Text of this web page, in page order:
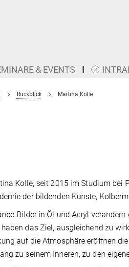
& EVENTS
Rückblick Martina Kolle
Kolle, seit 2015 im Studium bei
der bildenden Künste,
Bilder in Öl und Acryl
haben das Ziel, ausgleichend zu
auf die Atmosphäre eröffnen
zu seinem Inneren, zu den